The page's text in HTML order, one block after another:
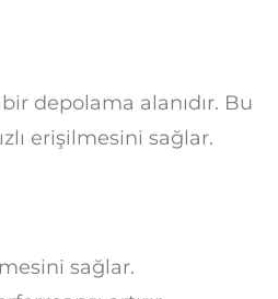
depolama alanıdır. Bu
erişilmesini sağlar.
sağlar.